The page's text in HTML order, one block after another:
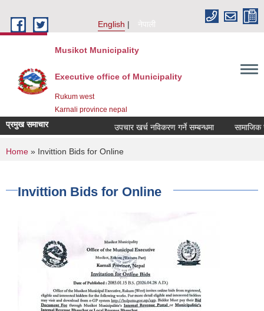
English
नेपाली
Musikot Municipality
Executive office of Municipality
Rukum west
Karnali province nepal
प्रमुख समाचार उपचार खर्च नविकरण गर्ने सम्बन्धमा
You are here
Home » Invittion Bids for Online
Invittion Bids for Online